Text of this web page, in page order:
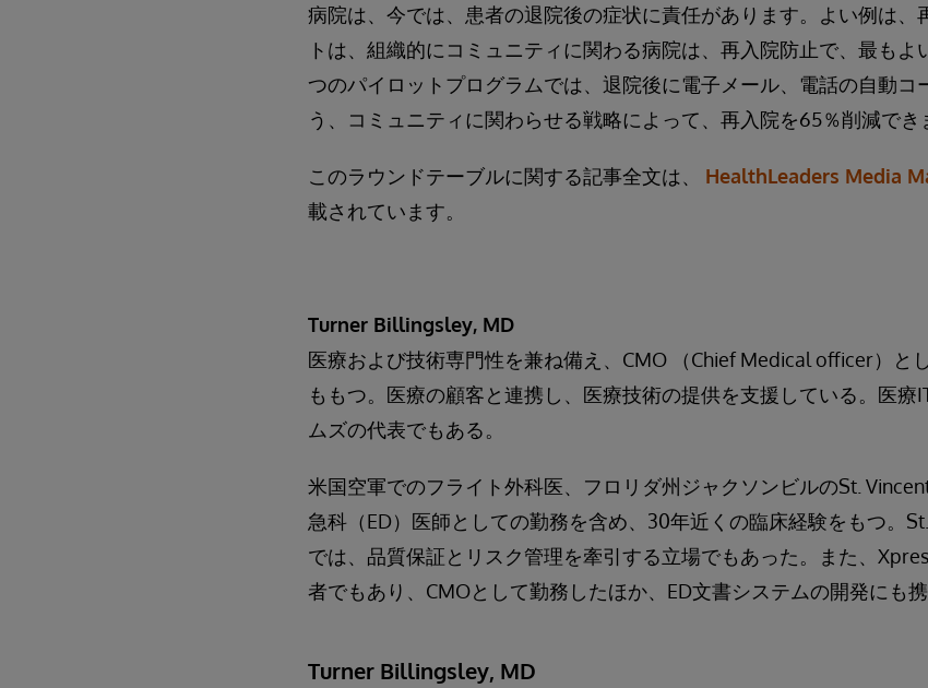
病院は、今では、患者の退院後の症状に責任があります。よい例は、
トは、組織的にコミュニティに関わる病院は、再入院防止で、最もよ
つのパイロットプログラムでは、退院後に電子メール、電話の自動コ
う、コミュニティに関わらせる戦略によって、再入院を65％削減でき
このラウンドテーブルに関する記事全文は、 HealthLeaders Media
載されています。
Turner Billingsley, MD
医療および技術専門性を兼ね備え、CMO （Chief Medical officer）と
ももつ。医療の顧客と連携し、医療技術の提供を支援している。医療
ムズの代表でもある。
米国空軍でのフライト外科医、フロリダ州ジャクソンビルのSt.
急科（ED）医師としての勤務を含め、30年近くの臨床経験をもつ。
では、品質保証とリスク管理を牽引する立場でもあった。また、
者でもあり、CMOとして勤務したほか、ED文書システムの開発にも携
Turner Billingsley, MD